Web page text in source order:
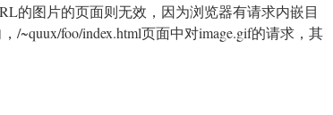
的图片的页面则无效，因为浏览器有请求内嵌目
/~quux/foo/index.html页面中对image.gif的请求，其